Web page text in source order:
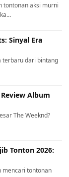
tontonan aksi murni
Sinyal Era
terbaru dari bintang
Album
The Weeknd?
Tonton 2026:
mencari tontonan